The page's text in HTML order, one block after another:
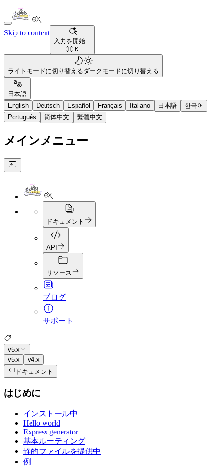
Skip to content
入力を開始...
⌘ K
ライトモードに切り替えるダークモードに切り替える
日本語
English
Deutsch Español Français Italiano 日本語
한국어
Português
简体中文 繁體中文
メインメニュー
ドキュメント
API
リソース
ブログ
サポート
v5.x
v5.x
v4.x
ドキュメント
はじめに
インストール中
Hello world
Express generator
基本ルーティング
静的ファイルを提供中
例